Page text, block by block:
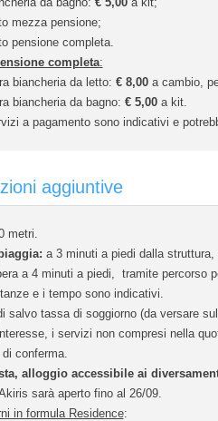
mezza pensione;
pensione completa.
completa:
biancheria da letto: € 8,00a cambio,
biancheria da bagno: € 5,00a kit.
a pagamento sono indicativi e
aggiuntive
metri.
a 3 minuti a piedi dalla
a 4 minuti a piedi, tramite percorso
e i tempo sono indicativi.
salvo tassa di soggiorno (da versare
i servizi non compresi nella
conferma.
alloggio accessibile ai
sarà aperto fino al 26/09.
in formula Residence: